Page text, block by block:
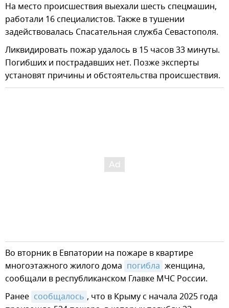
На место происшествия выехали шесть спецмашин,
работали 16 специалистов. Также в тушении
задействовалась Спасательная служба Севастополя.
Ликвидировать пожар удалось в 15 часов 33 минуты.
Погибших и пострадавших нет. Позже эксперты
установят причины и обстоятельства происшествия.
Во вторник в Евпатории на пожаре в квартире
многоэтажного жилого дома погибла женщина,
сообщали в республиканском Главке МЧС России.
Ранее сообщалось , что в Крыму с начала 2025 года